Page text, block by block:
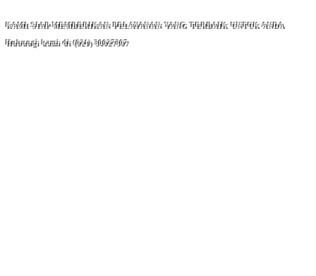
KAMI SIAP MEMBERIKAN PELAYANAN YANG TERBAIK UNTUK ANDA
Hubungi kami di (021) 30027307